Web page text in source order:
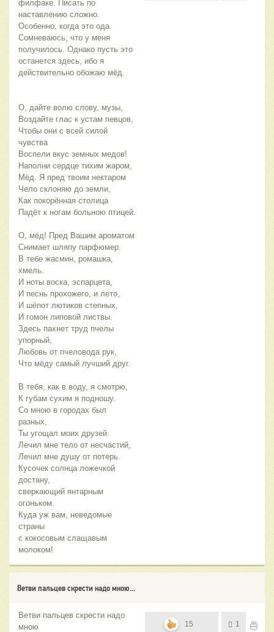
филфаке. Писать по
наставлению сложно.
Особенно, когда это ода.
Сомневаюсь, что у меня
получилось. Однако пусть это
останется здесь, ибо я
действительно обожаю мёд.
О, дайте волю слову, музы,
Воздайте глас к устам певцов,
Чтобы они с всей силой
чувства
Воспели вкус земных медов!
Наполни сердце тихим жаром,
Мёд. Я пред твоим нектаром
Чело склоняю до земли,
Как покорённая столица
Падёт к ногам больною птицей.
О, мёд! Пред Вашим ароматом
Снимает шляпу парфюмер.
В тебе жасмин, ромашка,
хмель.
И ноты воска, эспарцета,
И песнь прохожего, и лето,
И шёпот лютиков степных,
И гомон липовой листвы.
Здесь пахнет труд пчелы
упорный,
Любовь от пчеловода рук,
Что мёду самый лучший друг.
В тебя, как в воду, я смотрю,
К губам сухим я подношу.
Со мною в городах был
разных,
Ты угощал моих друзей.
Лечил мне тело от несчастий,
Лечил мне душу от потерь.
Кусочек солнца ложечкой
достану,
сверкающий янтарным
огоньком.
Куда уж вам, неведомые
страны
с кокосовым слащавым
молоком!
Ветви пальцев скрести надо мною...
Ветви пальцев скрести надо
мною
15 1